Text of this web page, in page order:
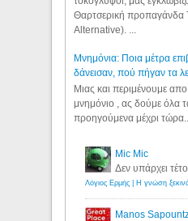
Θαρτσερική προπαγάνδα
Alternative). ...
Μνημόνια: Ποια μέτρα
δάνεισαν, πού πήγαν τα
Μιας και περιμένουμε
μνημόνιο , ας δούμε όλα
προηγούμενα μέχρι
Mic Mic
Δεν υπάρχει
Manos